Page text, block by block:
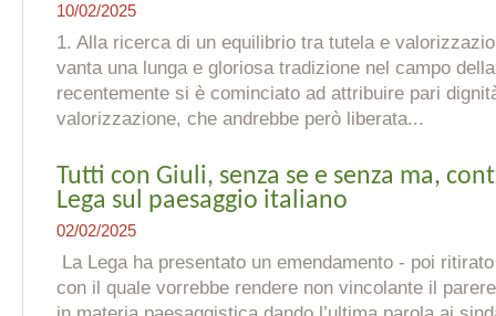
10/02/2025
1. Alla ricerca di un equilibrio tra tutela e
vanta una lunga e gloriosa tradizione nel campo
recentemente si è cominciato ad attribuire pari
valorizzazione, che andrebbe però liberata...
Tutti con Giuli, senza se e senza ma,
Lega sul paesaggio italiano
02/02/2025
La Lega ha presentato un emendamento - poi
con il quale vorrebbe rendere non vincolante il